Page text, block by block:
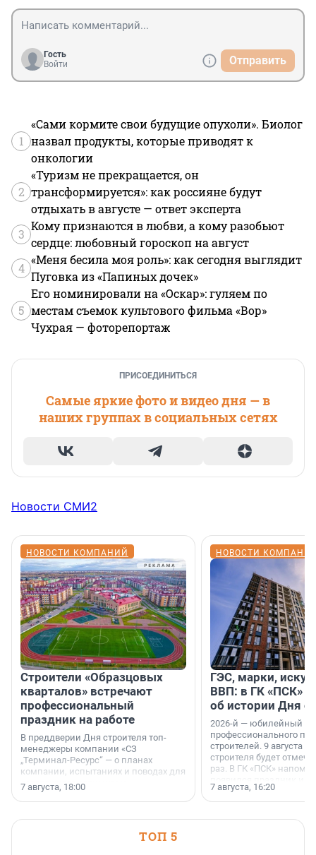
Гость
Войти
Отправить
1
«Сами кормите свои будущие опухоли». Биолог
назвал продукты, которые приводят к
онкологии
2
«Туризм не прекращается, он
трансформируется»: как россияне будут
отдыхать в августе — ответ эксперта
3
Кому признаются в любви, а кому разобьют
сердце: любовный гороскоп на август
4
«Меня бесила моя роль»: как сегодня выглядит
Пуговка из «Папиных дочек»
5
Его номинировали на «Оскар»: гуляем по
местам съемок культового фильма «Вор»
Чухрая — фоторепортаж
ПРИСОЕДИНИТЬСЯ
Самые яркие фото и видео дня — в
наших группах в социальных сетях
Новости СМИ2
НОВОСТИ КОМПАНИЙ
Строители «Образцовых
кварталов» встречают
профессиональный
праздник на работе
В преддверии Дня строителя топ-
менеджеры компании «СЗ
„Терминал-Ресурс“ — о планах
компании, испытаниях и поводах для
осторожного оптимизма.
7 августа, 18:00
НОВОСТИ
ГЭС, марки,
ВВП: в ГК «ПСК»
об истории Дня
2026-й — юбилейный
профессионального
строителей. 9 августа
строителя будет
раз. В ГК «ПСК»
поменялась роль
7 августа, 16:20
ТОП 5